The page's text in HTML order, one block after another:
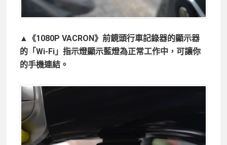
▲《1080P VACRON》前鏡頭行車記錄器的顯示器
的「Wi-Fi」指示燈顯示藍燈為正常工作中，可讓你
的手機連結。